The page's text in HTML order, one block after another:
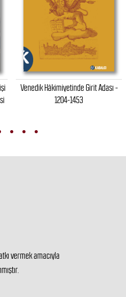
Venedik Hâkimiyetinde Girit Adası -
1204-1453
vermek amacıyla